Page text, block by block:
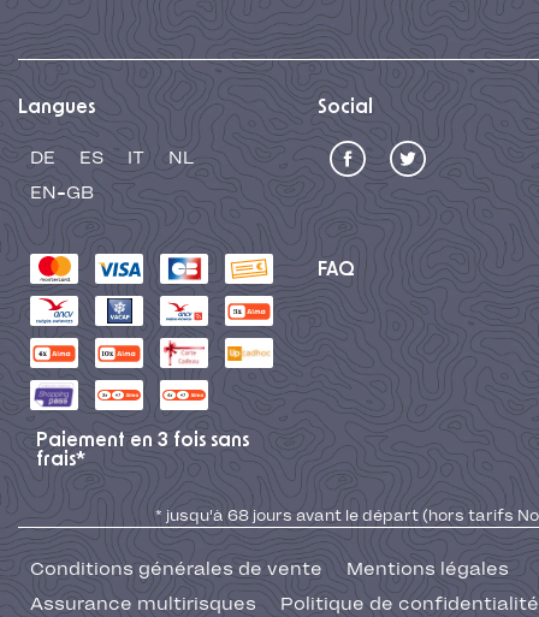
Langues
DE ES IT
NL
EN-GB
Social
FAQ
Paiement en 3 fois sans
frais*
* jusqu'à 68 jours avant le départ (hors tarifs No
Conditions générales de vente
Mentions légales
Assurance multirisques
Politique de confidentialité